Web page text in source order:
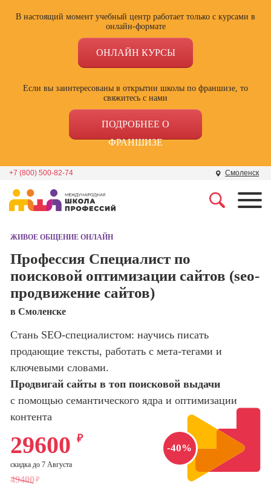
В настоящий момент учебный центр работает только с курсами в
онлайн-формате
ОНЛАЙН КУРСЫ
Если вы заинтересованы в открытии школы по франшизе, то
свяжитесь с нами
ПОДРОБНЕЕ О
ФРАНШИЗЕ
+7 (800) 500-82-74 Смоленск
Школа дизайна
Школа нейросетей и
программирования
Школа психологии
Школа актерского
мастерства
Фотошкола
Школа медиа
оптимизации
Профессия
Интернет-
Профессия
маркетингу в
социальных
сетях (SMM-
менеджер)
Профессия
Специалист по
ЖИВОЕ ОБЩЕНИЕ ОНЛАЙН
Профессия Специалист по
поисковой оптимизации сайтов (seo-
продвижение сайтов)
в Смоленске
Стань SEO-специалистом: научись писать
продающие тексты, работать с мета-тегами и
ключевыми словами.
Продвигай сайты в топ поисковой выдачи
с помощью семантического ядра и оптимизации
контента
-40%
49400 ₽
29600 ₽
скидка до 7 Августа